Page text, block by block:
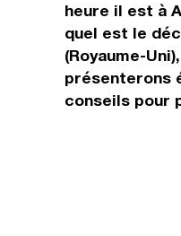
heure il est à
quel est le
(Royaume-
présenterons
conseils pour